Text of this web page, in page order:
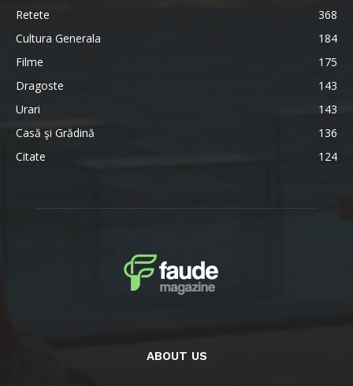
Retete
368
Cultura Generala
184
Filme
175
Dragoste
143
Urari
143
Casă şi Grădină
136
Citate
124
ABOUT US